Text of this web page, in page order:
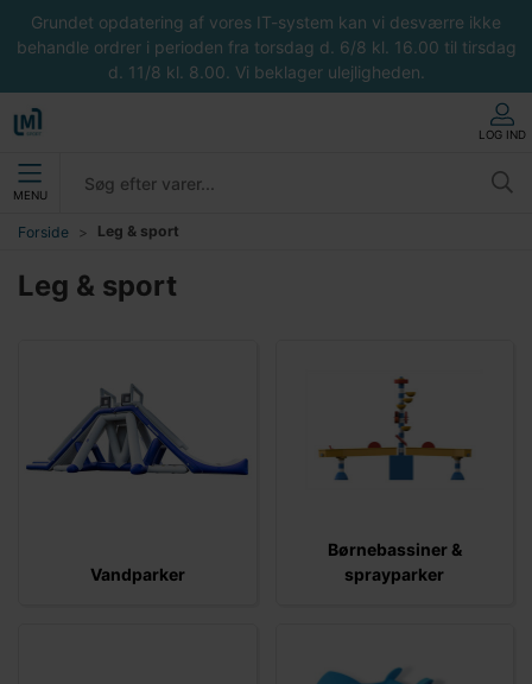
Grundet opdatering af vores IT-system kan vi desværre ikke
behandle ordrer i perioden fra torsdag d. 6/8 kl. 16.00 til tirsdag
d. 11/8 kl. 8.00. Vi beklager ulejligheden.
LOG IND
MENU
Forside Leg & sport
Leg & sport
Vandparker
Børnebassiner &
sprayparker